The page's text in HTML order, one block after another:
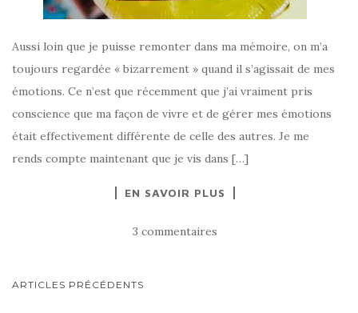
Aussi loin que je puisse remonter dans ma mémoire, on m’a
toujours regardée « bizarrement » quand il s’agissait de mes
émotions. Ce n’est que récemment que j’ai vraiment pris
conscience que ma façon de vivre et de gérer mes émotions
était effectivement différente de celle des autres. Je me
rends compte maintenant que je vis dans […]
EN SAVOIR PLUS
3 commentaires
NAVIGATION
ARTICLES PRÉCÉDENTS